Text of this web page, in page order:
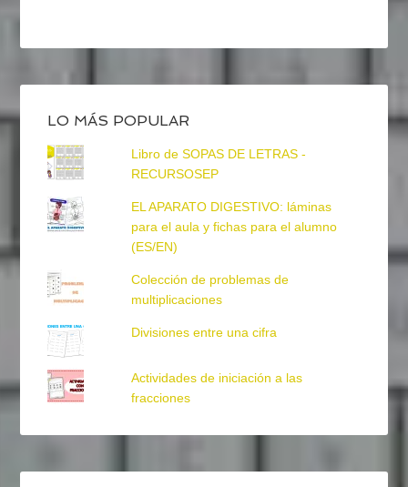
LO MÁS POPULAR
Libro de SOPAS DE LETRAS -
RECURSOSEP
EL APARATO DIGESTIVO: láminas
para el aula y fichas para el alumno
(ES/EN)
Colección de problemas de
multiplicaciones
Divisiones entre una cifra
Actividades de iniciación a las
fracciones